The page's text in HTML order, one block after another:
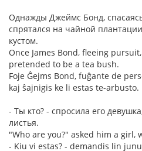
Однажды Джеймс Бонд,
спрятался на чайной
кустом.
Once James Bond, fleeing
pretended to be a tea bush.
Foje Ĝejms Bond, fuĝante de
kaj ŝajnigis ke li estas te-arbusto.
- Ты кто? - спросила его
листья.
"Who are you?" asked him a girl,
- Kiu vi estas? - demandis lin